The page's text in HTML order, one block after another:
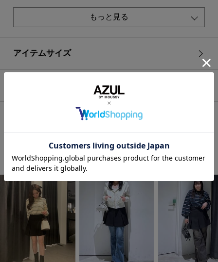
カラーによって素材が異なります。
ツイル生地のブラック、カットスエード生地のブラウン、細か
透け感：なし
伸縮性：なし
■モデル身長：163cm、着用サイズ：FREEサイズ
※画像の商品はサンプルです。実際の商品と仕様、加工が若干
異なる場合があります。
※画像の商品は光の照射や角度、お使いのモニター環境によ
り、実物と色味が異なる場合がございます。
もっと見る
アイテムサイズ
ボトムス スカート プリーツスコート
STAFF COORDINATE